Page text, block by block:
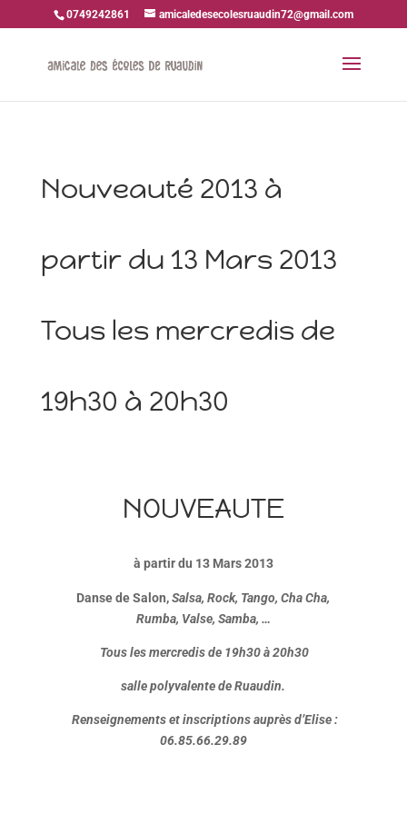
0749242861 amicaledesecolesruaudin72@gmail.com
Nouveauté 2013 à
partir du 13 Mars 2013
Tous les mercredis de
19h30 à 20h30
NOUVEAUTE
à partir du 13 Mars 2013
Danse de Salon,Salsa, Rock, Tango,Cha Cha,
Rumba, Valse, Samba, …
Tous les mercredisde 19h30 à 20h30
salle polyvalente de Ruaudin.
Renseignements et inscriptions auprès d’Elise :
06.85.66.29.89